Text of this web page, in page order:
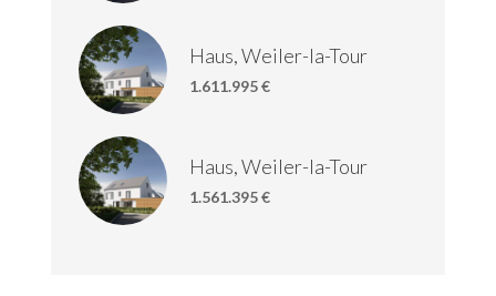
Haus, Weiler-la-Tour
1.611.995 €
Haus, Weiler-la-Tour
1.561.395 €